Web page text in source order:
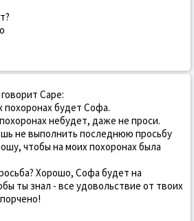
Саре:
похоронах будет Софа.
небудет, даже не проси.
не выполнить последнюю просьбу
чтобы на моих похоронах была
Хорошо, Софа будет на
ты знал - все удовольствие от твоих